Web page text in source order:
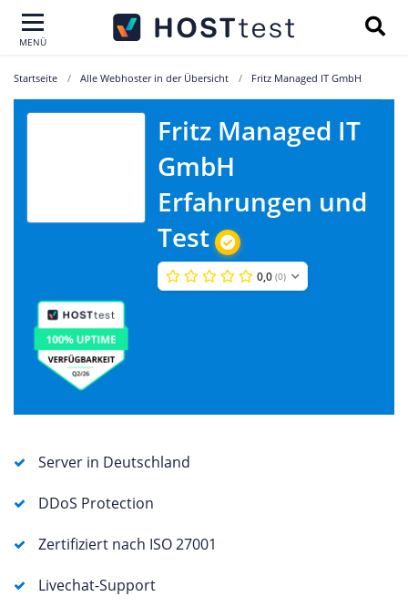
MENÜ
Startseite Alle Webhoster in der Übersicht Fritz Managed IT GmbH
Fritz Managed IT
GmbH
Erfahrungen und
Test
0,0 (0)
Server in Deutschland
DDoS Protection
Zertifiziert nach ISO 27001
Livechat-Support